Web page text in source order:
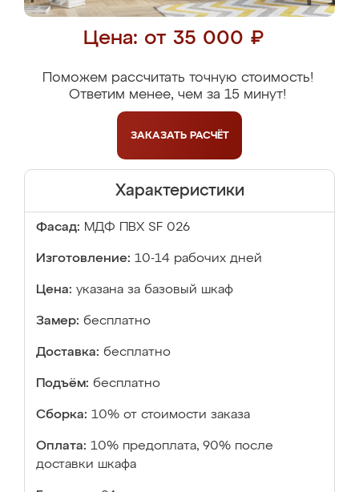
Цена: от 35 000 ₽
Поможем рассчитать точную стоимость!
Ответим менее, чем за 15 минут!
ЗАКАЗАТЬ РАСЧЁТ
Характеристики
Фасад: МДФ ПВХ SF 026
Изготовление: 10-14 рабочих дней
Цена: указана за базовый шкаф
Замер: бесплатно
Доставка: бесплатно
Подъём: бесплатно
Сборка: 10% от стоимости заказа
Оплата: 10% предоплата, 90% после
доставки шкафа